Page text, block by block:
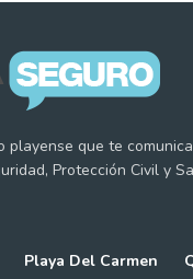
playense que te
Protección Civil y
Playa Del Carmen